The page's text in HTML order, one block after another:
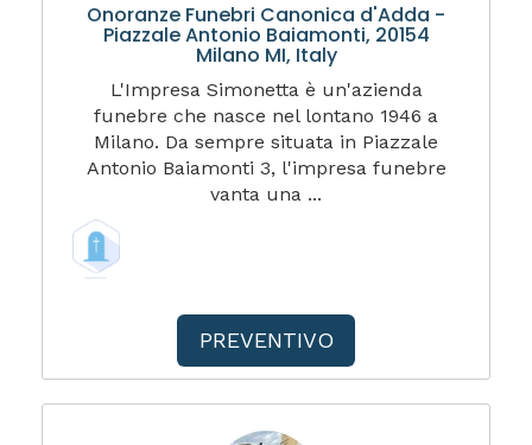
Onoranze Funebri Canonica d'Adda -
Piazzale Antonio Baiamonti, 20154
Milano MI, Italy
L'Impresa Simonetta è un'azienda
funebre che nasce nel lontano 1946 a
Milano. Da sempre situata in Piazzale
Antonio Baiamonti 3, l'impresa funebre
vanta una ...
PREVENTIVO